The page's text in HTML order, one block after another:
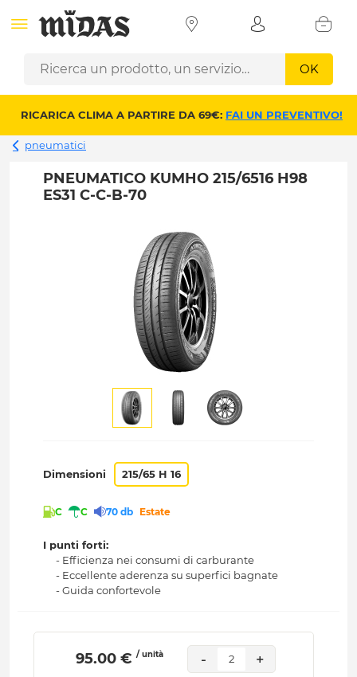
OK
RICARICA CLIMA A PARTIRE DA 69€: FAI UN PREVENTIVO!
pneumatici
PNEUMATICO KUMHO 215/6516 H98
ES31 C-C-B-70
Dimensioni 215/65 H 16
C C 70 db Estate
I punti forti:
- Efficienza nei consumi di carburante
- Eccellente aderenza su superfici bagnate
- Guida confortevole
95.00 € / unità - 2 +